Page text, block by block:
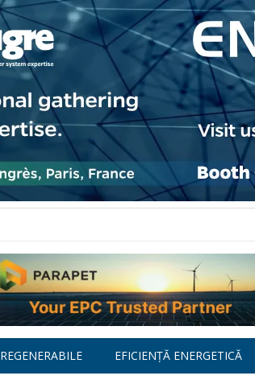
REGENERABILE EFICIENȚĂ ENERGETICĂ